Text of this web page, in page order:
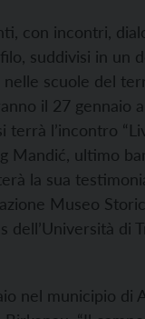
con incontri,
suddivisi in un
scuole del
il 27 gennaio
terrà l’incontro
Mandić, ultimo
la sua
Museo
di
nel municipio